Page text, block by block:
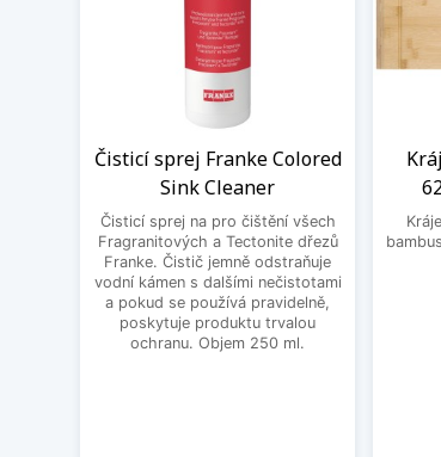
Čisticí sprej Franke Colored
Sink Cleaner
Čisticí sprej na pro čištění všech
Fragranitových a Tectonite dřezů
Franke. Čistič jemně odstraňuje
vodní kámen s dalšími nečistotami
a pokud se používá pravidelně,
poskytuje produktu trvalou
ochranu. Objem 250 ml.